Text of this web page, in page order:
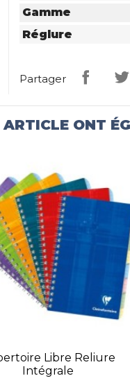
Gamme
Réglure
Partager
ONT
Libre Reliure
Intégrale